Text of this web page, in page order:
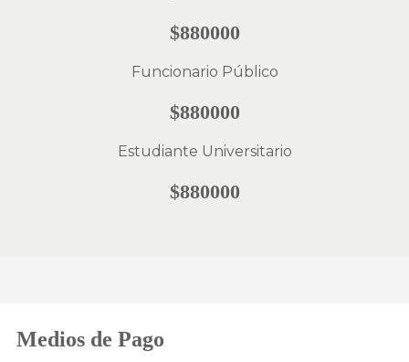
$880000
Funcionario Público
$880000
Estudiante Universitario
$880000
Medios de Pago